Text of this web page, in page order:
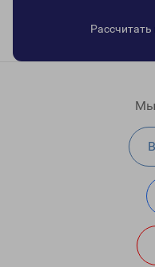
Рассчитать
Мы